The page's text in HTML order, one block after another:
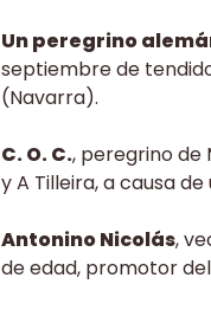
Un peregrino
septiembre de
(Navarra).
C. O. C., peregrino de
y A Tilleira, a causa
Antonino Nicolás,
de edad, promotor